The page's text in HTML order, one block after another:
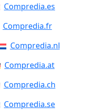
Compredia.es
Compredia.fr
Compredia.nl
Compredia.at
Compredia.ch
Compredia.se